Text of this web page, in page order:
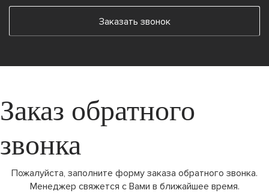
Заказать звонок
Заказ обратного
звонка
Пожалуйста, заполните форму заказа обратного звонка.
Менеджер свяжется с Вами в ближайшее время.